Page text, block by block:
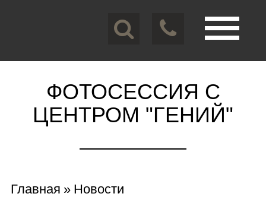
Toggle
navigation
ФОТОСЕССИЯ С
ЦЕНТРОМ "ГЕНИЙ"
здесь
Главная » Новости